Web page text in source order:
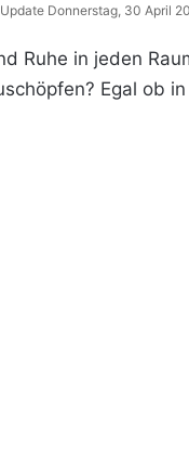
Donnerstag, 30 April
Ruhe in jeden
Egal ob